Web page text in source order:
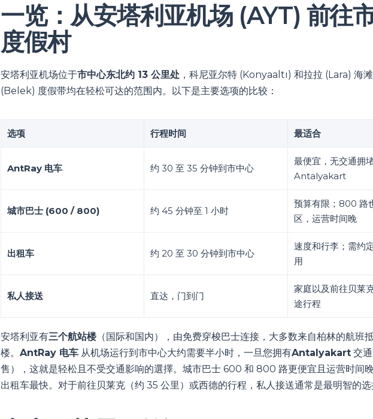
一览：从安塔利亚机场 (AYT) 前往
度假村
安塔利亚机场位于市中心东北约 13 公里处 ，科尼亚尔特 (Konyaaltı) 和拉拉 (Lara) 海
(Belek) 度假带均在轻松可达的范围内。以下是主要选项的比较：
选项 行程时间 最适合
AntRay 电车 约 30 至 35 分钟到市中心
最便宜，无交通拥
Antalyakart
城市巴士 (600 / 800) 约 45 分钟至 1 小时
预算有限；800 路
区，运营时间晚
出租车 约 20 至 30 分钟到市中心
速度和行李；需约
用
私人接送 直达，门到门
家庭以及前往贝莱
途行程
安塔利亚有三个航站楼 （国际和国内），由免费穿梭巴士连接，大多数来自柏林的航班
楼。 AntRay 电车 从机场运行到市中心大约需要半小时，一旦您拥有Antalyakart 交
售），这就是轻松且不受交通影响的選擇。城市巴士 600 和 800 路更便宜且运营时间
出租车最快。对于前往贝莱克（约 35 公里）或西德的行程，私人接送通常是最明智的选